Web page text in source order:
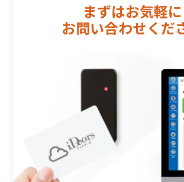
まずはお気軽に
お問い合わせくだ